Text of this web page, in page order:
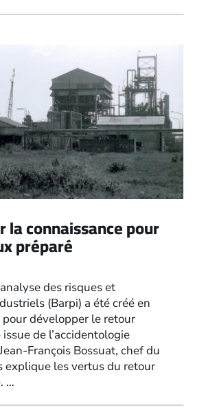
la connaissance pour
préparé
des risques et
(Barpi) a été créé en
développer le retour
issue de l’accidentologie
François Bossuat, chef du
explique les vertus du retour
…